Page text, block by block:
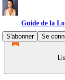
Guide de la
S'abonner
Se